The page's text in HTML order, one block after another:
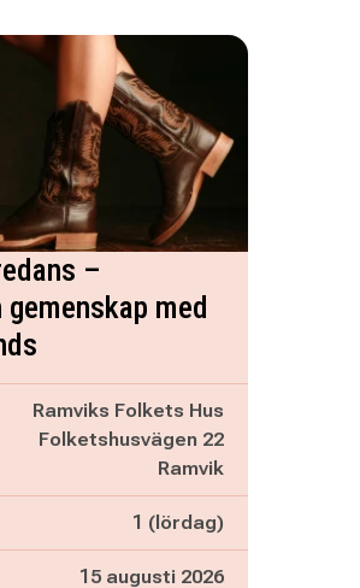
–
med
Ramviks Folkets Hus
Folketshusvägen 22
Ramvik
1 (lördag)
15 augusti 2026